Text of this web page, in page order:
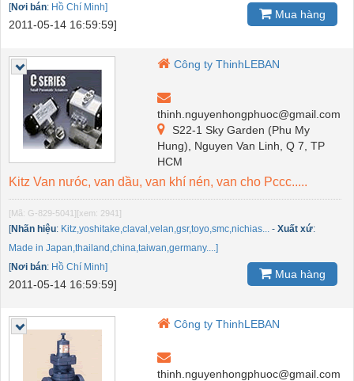
[Nơi bán: Hồ Chí Minh]
2011-05-14 16:59:59]
Mua hàng
Công ty ThinhLEBAN
thinh.nguyenhongphuoc@gmail.com
S22-1 Sky Garden (Phu My
Hung), Nguyen Van Linh, Q 7, TP
HCM
Kitz Van nưóc, van dầu, van khí nén, van cho Pccc.....
[Mã: G-829-5041][xem: 2941]
[Nhãn hiệu: Kitz,yoshitake,claval,velan,gsr,toyo,smc,nichias... - Xuất xứ:
Made in Japan,thailand,china,taiwan,germany....]
[Nơi bán: Hồ Chí Minh]
2011-05-14 16:59:59]
Mua hàng
Công ty ThinhLEBAN
thinh.nguyenhongphuoc@gmail.com